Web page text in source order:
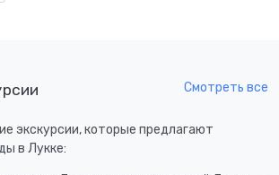
Смотреть все
экскурсии, которые предлагают
в Лукке: